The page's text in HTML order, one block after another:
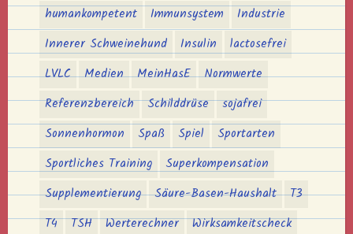
humankompetent
Immunsystem
Industrie
Innerer Schweinehund
Insulin
lactosefrei
LVLC
Medien MeinHasE
Normwerte
Referenzbereich
Schilddrüse
sojafrei
Sonnenhormon
Spaß Spiel
Sportarten
Sportliches Training
Superkompensation
Supplementierung
Säure-Basen-Haushalt
T3
T4
TSH Werterechner
Wirksamkeitscheck